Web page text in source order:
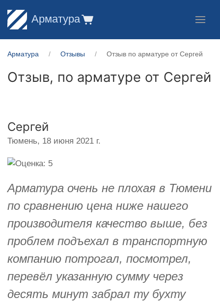
Арматура
Арматура Отзывы Отзыв по арматуре от Сергей
Отзыв, по арматуре от Сергей
Сергей
Тюмень, 18 июня 2021 г.
Арматура очень не плохая в Тюмени
по сравнению цена ниже нашего
производителя качество выше, без
проблем подъехал в транспортную
компанию потрогал, посмотрел,
перевёл указанную сумму через
десять минут забрал ту бухту